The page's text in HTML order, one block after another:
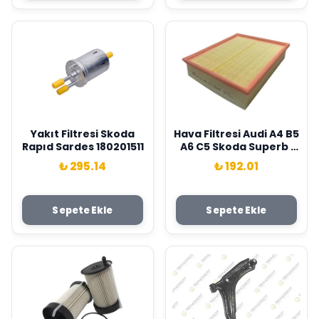
Yakıt Filtresi Skoda
Rapıd Sardes 180201511
₺ 295.14
Sepete Ekle
Hava Filtresi Audi A4 B5
A6 C5 Skoda Superb I
Vw Passat B5 . Bmw
M60 M62 E34 E39 E32
058133843-13711736675
₺ 192.01
Sepete Ekle